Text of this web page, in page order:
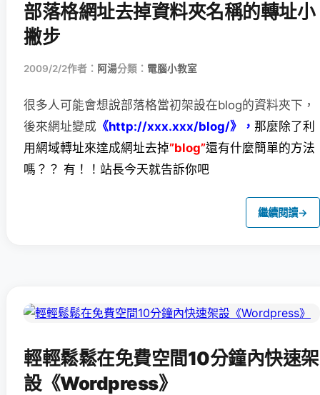
部落格網址去掉資料夾名稱的轉址小
撇步
2009/2/2作者： 阿湯分類： 電腦小教室
很多人可能會想說部落格當初架設在blog的資料夾下，
後來網址變成 《http://xxx.xxx/blog/》， 那麼除了利
用網域轉址來達成網址去掉”blog”還有什麼簡單的方法
嗎？？ 有！！站長今天就告訴你吧
繼續閱讀→
輕輕鬆鬆在免費空間10分鐘內快速架
設《Wordpress》